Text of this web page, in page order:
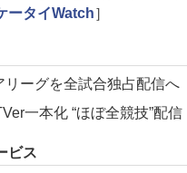
ータイWatch］
ーグを全試合独占配信へ
一本化 “ほぼ全競技”配信
ビス